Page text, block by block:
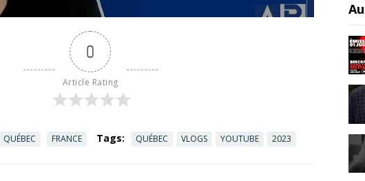
0
Article Rating
QUÉBEC FRANCE Tags: QUÉBEC VLOGS YOUTUBE 2023